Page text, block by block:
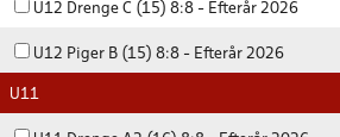
U12 Drenge C (15) 8:8 - Efterår 2026
U12 Piger B (15) 8:8 - Efterår 2026
U11